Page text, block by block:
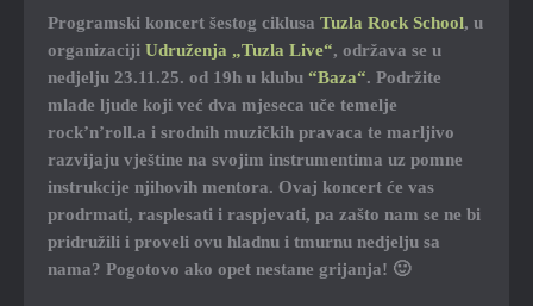
Programski koncert šestog ciklusa Tuzla Rock School, u
organizaciji Udruženja „Tuzla Live“, održava se u
nedjelju 23.11.25. od 19h u klubu “Baza“. Podržite
mlade ljude koji već dva mjeseca uče temelje
rock’n’roll.a i srodnih muzičkih pravaca te marljivo
razvijaju vještine na svojim instrumentima uz pomne
instrukcije njihovih mentora. Ovaj koncert će vas
prodrmati, rasplesati i raspjevati, pa zašto nam se ne bi
pridružili i proveli ovu hladnu i tmurnu nedjelju sa
nama? Pogotovo ako opet nestane grijanja! 🙂